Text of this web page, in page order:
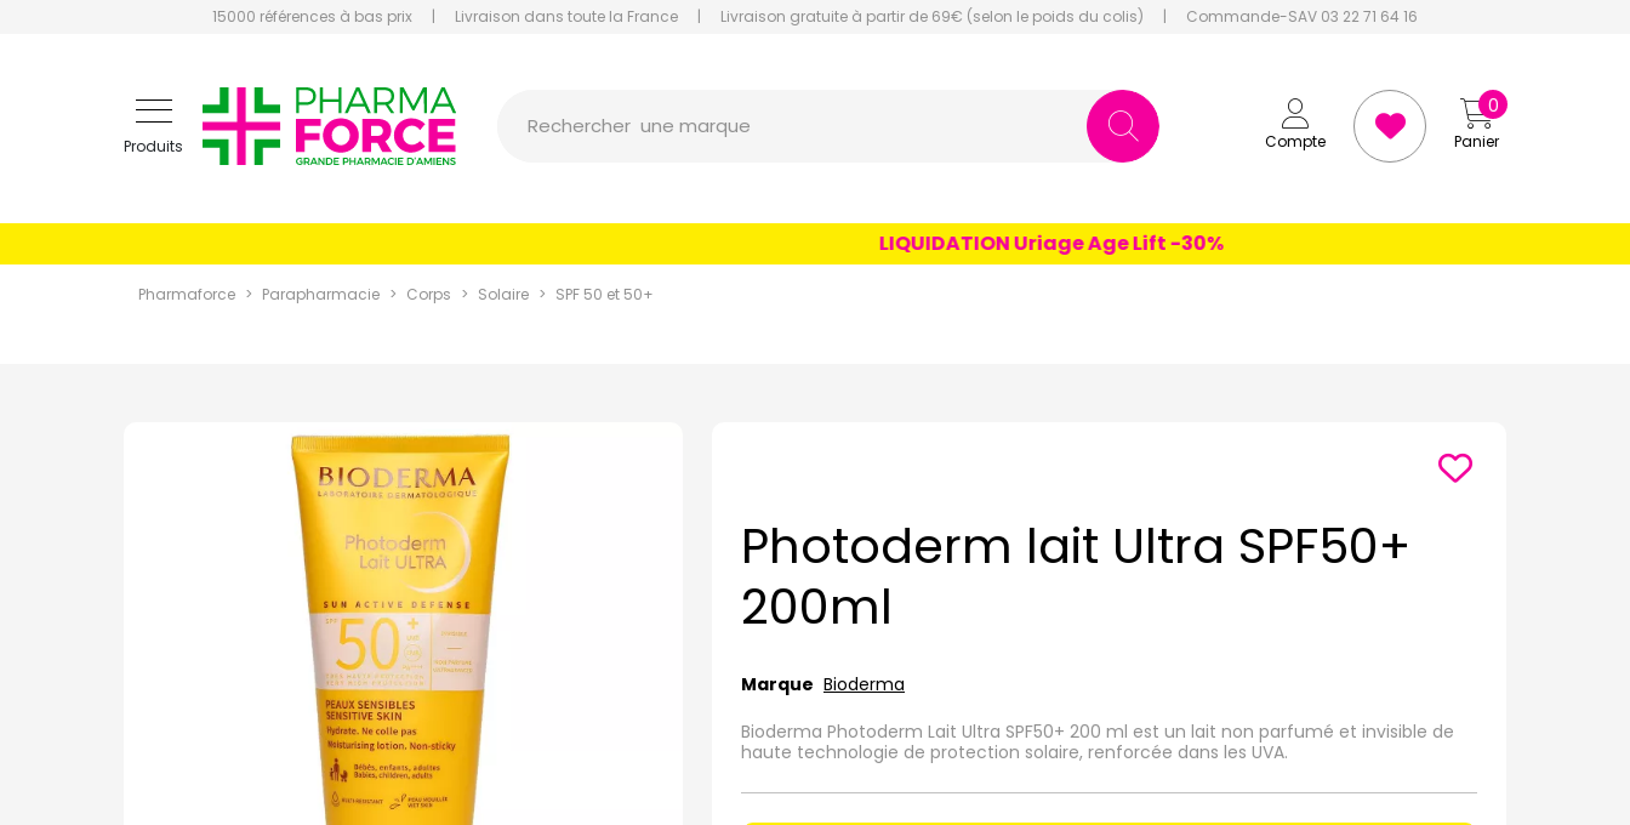
15000 références à bas prix | Livraison dans toute la France | Livraison gratuite à partir de 69€ (selon le poids du colis) | Commande-SAV 03 22 71 64 16
Produits Compte Panier
0
Rechercher
un conseil
LIQUIDATION Uriage Age Lift -30%
Pharmaforce Parapharmacie Corps Solaire SPF 50 et 50+
Photoderm lait Ultra SPF50+
200ml
Marque Bioderma
Bioderma Photoderm Lait Ultra SPF50+ 200 ml est un lait non parfumé et invisible de
haute technologie de protection solaire, renforcée dans les UVA.